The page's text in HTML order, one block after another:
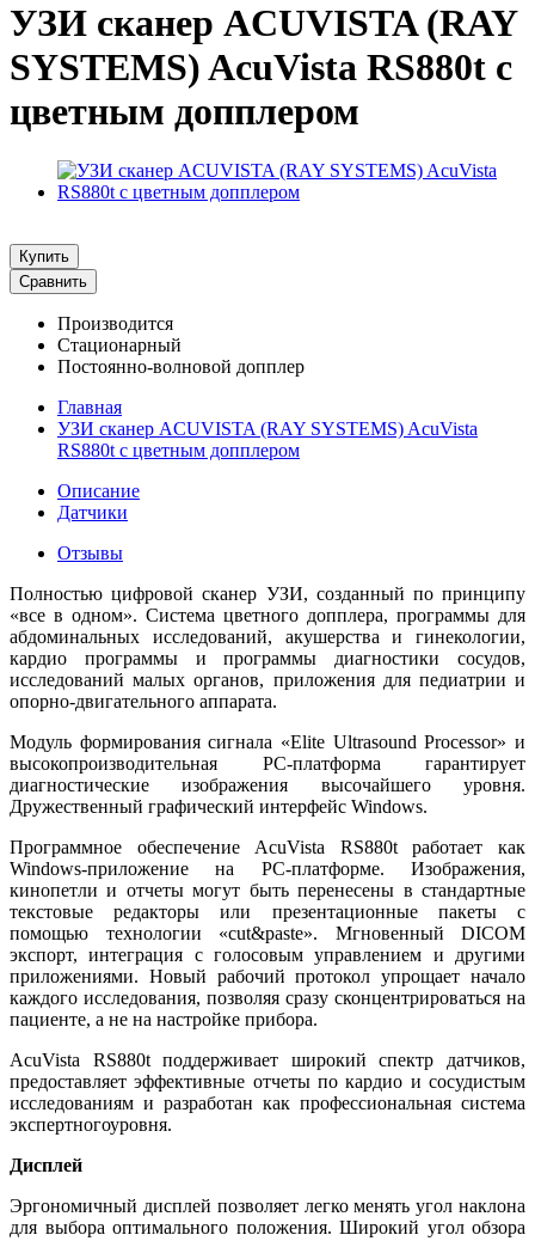
УЗИ сканер ACUVISTA (RAY
SYSTEMS) AcuVista RS880t с
цветным допплером
Купить
Сравнить
Производится
Стационарный
Постоянно-волновой допплер
Главная
УЗИ сканер ACUVISTA (RAY SYSTEMS) AcuVista
RS880t с цветным допплером
Описание
Датчики
Отзывы
Полностью цифровой сканер УЗИ, созданный по принципу
«все в одном». Система цветного допплера, программы для
абдоминальных исследований, акушерства и гинекологии,
кардио программы и программы диагностики сосудов,
исследований малых органов, приложения для педиатрии и
опорно-двигательного аппарата.
Модуль формирования сигнала «Elite Ultrasound Processor» и
высокопроизводительная PC-платформа гарантирует
диагностические изображения высочайшего уровня.
Дружественный графический интерфейс Windows.
Программное обеспечение AcuVista RS880t работает как
Windows-приложение на PC-платформе. Изображения,
кинопетли и отчеты могут быть перенесены в стандартные
текстовые редакторы или презентационные пакеты с
помощью технологии «cut&paste». Мгновенный DICOM
экспорт, интеграция с голосовым управлением и другими
приложениями. Новый рабочий протокол упрощает начало
каждого исследования, позволяя сразу сконцентрироваться на
пациенте, а не на настройке прибора.
AcuVista RS880t поддерживает широкий спектр датчиков,
предоставляет эффективные отчеты по кардио и сосудистым
исследованиям и разработан как профессиональная система
экспертногоуровня.
Дисплей
Эргономичный дисплей позволяет легко менять угол наклона
для выбора оптимального положения. Широкий угол обзора